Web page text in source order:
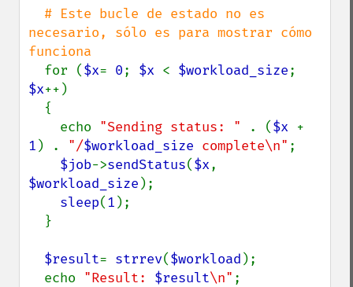
# Este bucle de estado no es
necesario, sólo es para mostrar cómo
funciona
for ($x= 0; $x < $workload_size
$x++)
    echo
"Sending status: " . ($x
1 ) . "/$workload_size complete\n" ;
$job->sendStatus($x
$workload_size );
sleep(1 );
$result= strrev($workload );
  echo
"Result: $result\n" ;